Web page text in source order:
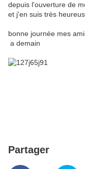
depuis l'ouverture de
et j'en suis très
bonne journée mes
a demain
Partager